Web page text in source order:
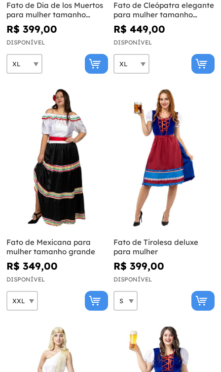
Fato de Dia de los Muertos
para mulher tamanho
grande
R$ 399,00
DISPONÍVEL
Fato de Cleópatra elegante
para mulher tamanho
grande
R$ 449,00
DISPONÍVEL
Fato de Mexicana para
mulher tamanho grande
R$ 349,00
DISPONÍVEL
Fato de Tirolesa deluxe
para mulher
R$ 399,00
DISPONÍVEL